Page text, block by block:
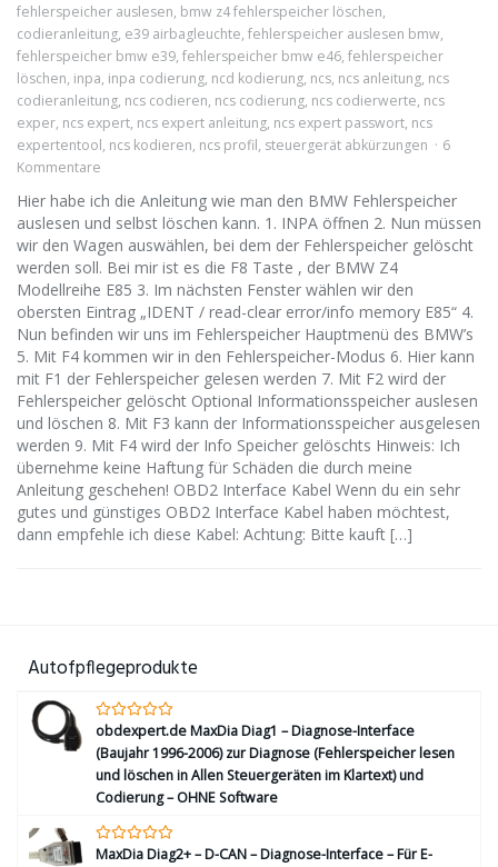
fehlerspeicher auslesen, bmw z4 fehlerspeicher löschen,
codieranleitung, e39 airbagleuchte, fehlerspeicher auslesen bmw,
fehlerspeicher bmw e39, fehlerspeicher bmw e46, fehlerspeicher
löschen, inpa, inpa codierung, ncd kodierung, ncs, ncs anleitung, ncs
codieranleitung, ncs codieren, ncs codierung, ncs codierwerte, ncs
exper, ncs expert, ncs expert anleitung, ncs expert passwort, ncs
expertentool, ncs kodieren, ncs profil, steuergerät abkürzungen
6
Kommentare
Hier habe ich die Anleitung wie man den BMW Fehlerspeicher
auslesen und selbst löschen kann. 1. INPA öffnen 2. Nun müssen
wir den Wagen auswählen, bei dem der Fehlerspeicher gelöscht
werden soll. Bei mir ist es die F8 Taste , der BMW Z4
Modellreihe E85 3. Im nächsten Fenster wählen wir den
obersten Eintrag „IDENT / read-clear error/info memory E85“ 4.
Nun befinden wir uns im Fehlerspeicher Hauptmenü des BMW’s
5. Mit F4 kommen wir in den Fehlerspeicher-Modus 6. Hier kann
mit F1 der Fehlerspeicher gelesen werden 7. Mit F2 wird der
Fehlerspeicher gelöscht Optional Informationsspeicher auslesen
und löschen 8. Mit F3 kann der Informationsspeicher ausgelesen
werden 9. Mit F4 wird der Info Speicher gelöschts Hinweis: Ich
übernehme keine Haftung für Schäden die durch meine
Anleitung geschehen! OBD2 Interface Kabel Wenn du ein sehr
gutes und günstiges OBD2 Interface Kabel haben möchtest,
dann empfehle ich diese Kabel: Achtung: Bitte kauft […]
Autofpflegeprodukte
obdexpert.de MaxDia Diag1 – Diagnose-Interface
(Baujahr 1996-2006) zur Diagnose (Fehlerspeicher lesen
und löschen in Allen Steuergeräten im Klartext) und
Codierung – OHNE Software
MaxDia Diag2+ – D-CAN – Diagnose-Interface – Für E-